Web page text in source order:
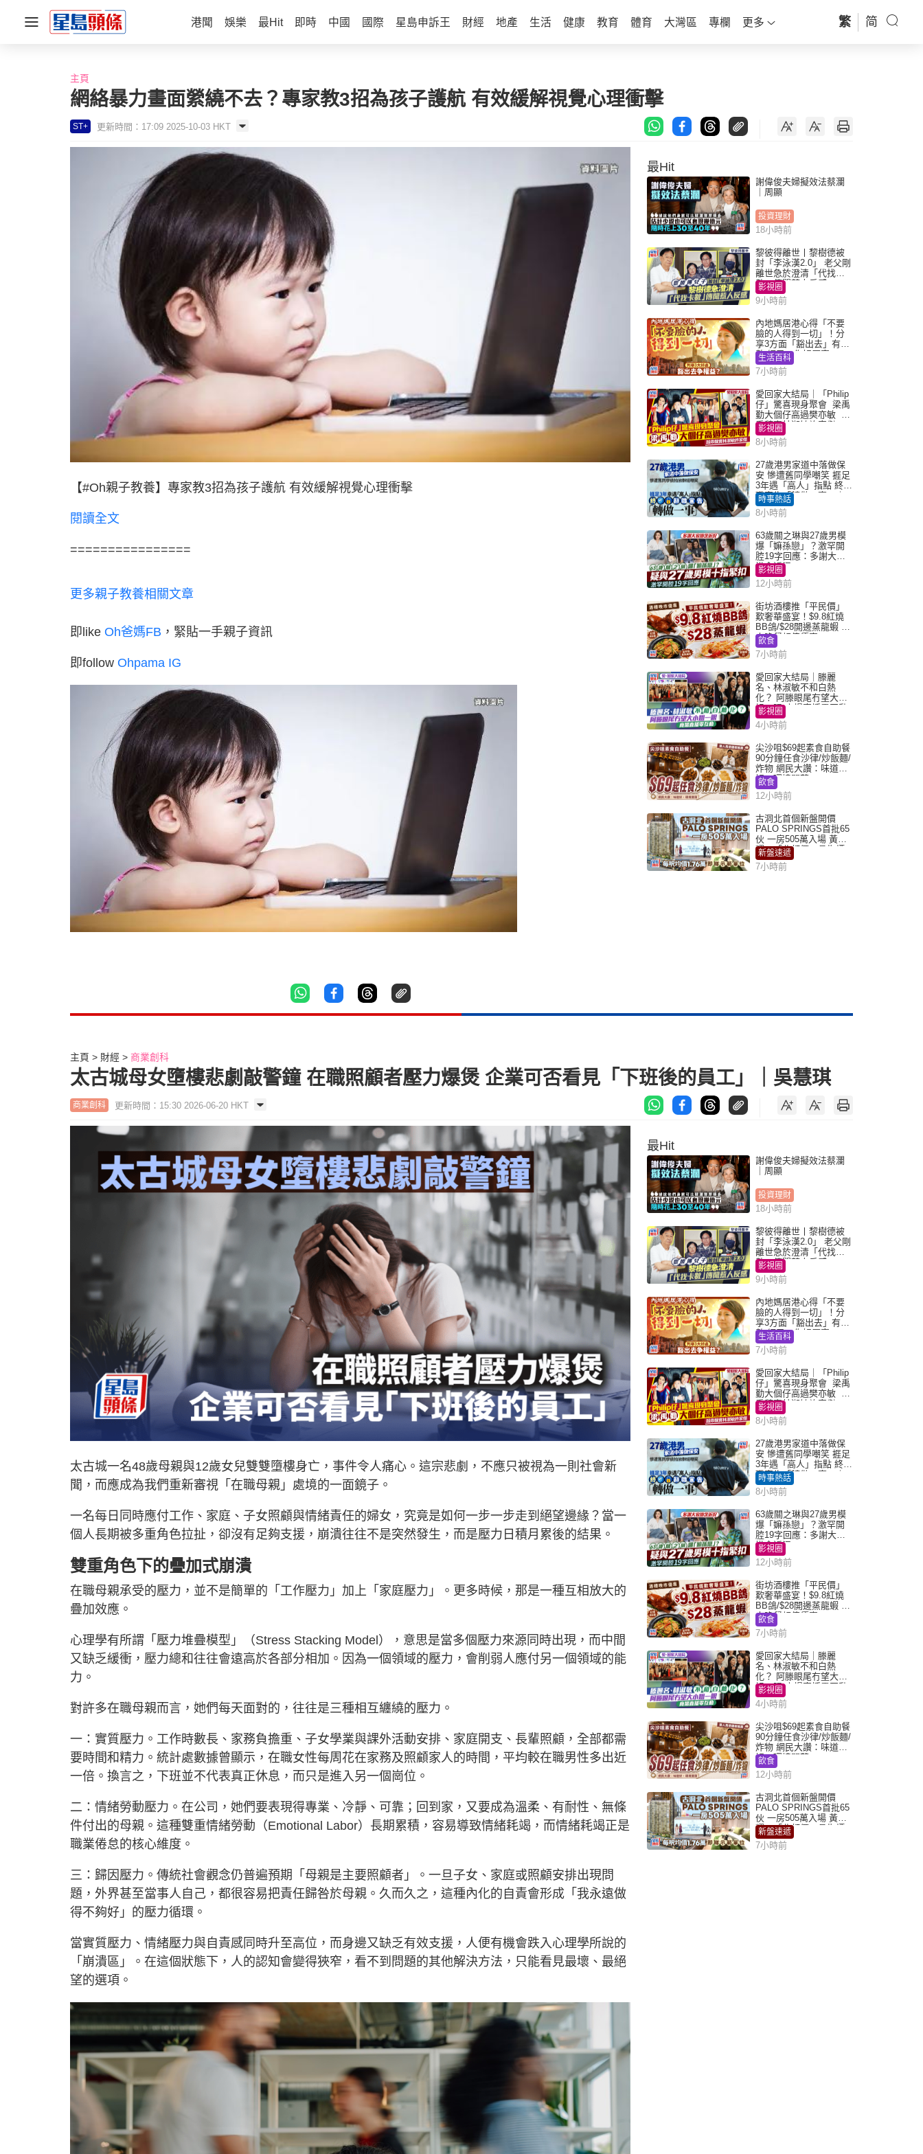
港聞 娛樂 最Hit 即時 中國 國際 星島申訴王 財經 地產 生活 健康 教育 體育 大灣區 專欄 更多 繁 简
主頁
網絡暴力畫面縈繞不去？專家教3招為孩子護航 有效緩解視覺心理衝擊
ST+ 更新時間：17:09 2025-10-03 HKT
【#Oh親子教養】專家教3招為孩子護航 有效緩解視覺心理衝擊
閱讀全文
================
更多親子教養相關文章
即like Oh爸媽FB ，緊貼一手親子資訊
即follow Ohpama IG
最Hit
謝偉俊夫婦擬效法蔡瀾
｜周顯
投資理財
18小時前
黎彼得離世丨黎樹德被
封「李泳漢2.0」 老父剛
離世急於澄清「代找卡
數」傳聞惹人反感
影視圈
9小時前
內地媽居港心得「不要
臉的人得到一切」！分
享3方面「豁出去」有著
數 網民：你好厲害
生活百科
7小時前
愛回家大結局｜「Philip
仔」驚喜現身聚會 梁禹
勤大個仔高過樊亦敏 超
乖黐實林淑敏許家傑
影視圈
8小時前
27歲港男家道中落做保
安 慘遭舊同學嘲笑 捱足
3年遇「高人」指點 終辭
職宣告「轉做一事」｜
Juicy叮
時事熱話
8小時前
63歲關之琳與27歲男模
爆「嫲孫戀」？激罕開
腔19字回應：多謝大家
掛念近況
影視圈
12小時前
街坊酒樓推「平民價」
歎奢華盛宴！$9.8紅燒
BB鴿/$28開邊蒸龍蝦 3
大晚餐超值優惠
飲食
7小時前
愛回家大結局｜滕麗
名、林淑敏不和白熱
化？ 阿滕眼尾冇望大小
姐一眼 商場直播零互動
影視圈
4小時前
尖沙咀$69起素食自助餐
90分鐘任食沙律/炒飯麵/
炸物 網民大讚：味道
好，環境闊落
飲食
12小時前
古洞北首個新盤開價
PALO SPRINGS首批65
伙 一房505萬入場 黃光
耀：「北都價」具指標
作用
新盤速遞
7小時前
主頁 財經 商業創科
太古城母女墮樓悲劇敲警鐘 在職照顧者壓力爆煲 企業可否看見「下班後的員工」｜吳慧琪
商業創科 更新時間：15:30 2026-06-20 HKT
太古城一名48歲母親與12歲女兒雙雙墮樓身亡，事件令人痛心。這宗悲劇，不應只被視為一則社會新
聞，而應成為我們重新審視「在職母親」處境的一面鏡子。
一名每日同時應付工作、家庭、子女照顧與情緒責任的婦女，究竟是如何一步一步走到絕望邊緣？當一
個人長期被多重角色拉扯，卻沒有足夠支援，崩潰往往不是突然發生，而是壓力日積月累後的結果。
雙重角色下的疊加式崩潰
在職母親承受的壓力，並不是簡單的「工作壓力」加上「家庭壓力」。更多時候，那是一種互相放大的
疊加效應。
心理學有所謂「壓力堆疊模型」（Stress Stacking Model），意思是當多個壓力來源同時出現，而中間
又缺乏緩衝，壓力總和往往會遠高於各部分相加。因為一個領域的壓力，會削弱人應付另一個領域的能
力。
對許多在職母親而言，她們每天面對的，往往是三種相互纏繞的壓力。
一：實質壓力。工作時數長、家務負擔重、子女學業與課外活動安排、家庭開支、長輩照顧，全部都需
要時間和精力。統計處數據曾顯示，在職女性每周花在家務及照顧家人的時間，平均較在職男性多出近
一倍。換言之，下班並不代表真正休息，而只是進入另一個崗位。
二：情緒勞動壓力。在公司，她們要表現得專業、冷靜、可靠；回到家，又要成為溫柔、有耐性、無條
件付出的母親。這種雙重情緒勞動（Emotional Labor）長期累積，容易導致情緒耗竭，而情緒耗竭正是
職業倦怠的核心維度。
三：歸因壓力。傳統社會觀念仍普遍預期「母親是主要照顧者」。一旦子女、家庭或照顧安排出現問
題，外界甚至當事人自己，都很容易把責任歸咎於母親。久而久之，這種內化的自責會形成「我永遠做
得不夠好」的壓力循環。
當實質壓力、情緒壓力與自責感同時升至高位，而身邊又缺乏有效支援，人便有機會跌入心理學所說的
「崩潰區」。在這個狀態下，人的認知會變得狹窄，看不到問題的其他解決方法，只能看見最壞、最絕
望的選項。
最Hit
謝偉俊夫婦擬效法蔡瀾
｜周顯
投資理財
18小時前
黎彼得離世丨黎樹德被
封「李泳漢2.0」 老父剛
離世急於澄清「代找卡
數」傳聞惹人反感
影視圈
9小時前
內地媽居港心得「不要
臉的人得到一切」！分
享3方面「豁出去」有著
數 網民：你好厲害
生活百科
7小時前
愛回家大結局｜「Philip
仔」驚喜現身聚會 梁禹
勤大個仔高過樊亦敏 超
乖黐實林淑敏許家傑
影視圈
8小時前
27歲港男家道中落做保
安 慘遭舊同學嘲笑 捱足
3年遇「高人」指點 終辭
職宣告「轉做一事」｜
Juicy叮
時事熱話
8小時前
63歲關之琳與27歲男模
爆「嫲孫戀」？激罕開
腔19字回應：多謝大家
掛念近況
影視圈
12小時前
街坊酒樓推「平民價」
歎奢華盛宴！$9.8紅燒
BB鴿/$28開邊蒸龍蝦 3
大晚餐超值優惠
飲食
7小時前
愛回家大結局｜滕麗
名、林淑敏不和白熱
化？ 阿滕眼尾冇望大小
姐一眼 商場直播零互動
影視圈
4小時前
尖沙咀$69起素食自助餐
90分鐘任食沙律/炒飯麵/
炸物 網民大讚：味道
好，環境闊落
飲食
12小時前
古洞北首個新盤開價
PALO SPRINGS首批65
伙 一房505萬入場 黃光
耀：「北都價」具指標
作用
新盤速遞
7小時前